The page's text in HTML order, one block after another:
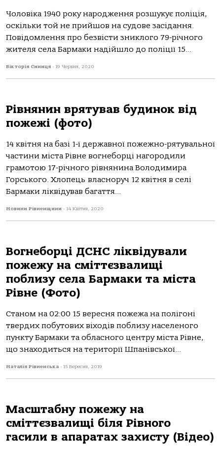
Чоловіка 1940 року народження розшукує поліція,
оскільки той не прийшов на судове засідання.
Повідомлення про безвісти зниклого 79-річного
жителя села Бармаки надійшло до поліції 15...
Вікторія Синиця - 19 Червня, 2020
Рівнянин врятував будинок від
пожежі (фото)
14 квітня на базі 1-ї державної пожежно-рятувальної
частини міста Рівне вогнеборці нагородили
грамотою 17-річного рівнянина Володимира
Горського. Хлопець власноруч 12 квітня в селі
Бармаки ліквідував багаття...
Новини Рівненщини - 14 Квітня, 2020
Вогнеборці ДСНС ліквідували
пожежу на сміттєзвалищі
поблизу села Бармаки та міста
Рівне (Фото)
Станом на 02:00 15 вересня пожежа на полігоні
твердих побутових віходів поблизу населеного
пункту Бармаки та обласного центру міста Рівне,
що знаходиться на території Шпанівської...
Наталія Рівненська - 15 Вересня, 2019
Масштабну пожежу на
сміттєзвалищі біля Рівного
гасили в апаратах захисту (Відео)